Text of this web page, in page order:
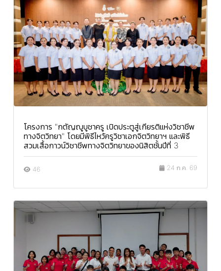
โครงการ "กตัญญูบูชาครู เปิดประตูสู่เกียรติแห่งวิชาชีพ
ทางจิตวิทยา" โดยมีพิธีไหว้ครูวิชาเอกจิตวิทยาฯ และพิธี
สวมเสื้อกาวน์วิชาชีพทางจิตวิทยาของนิสิตชั้นปีที่ 3
46 24 ก.ค. 69